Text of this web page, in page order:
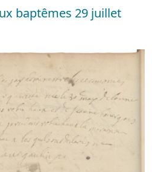
baptêmes 29 juillet